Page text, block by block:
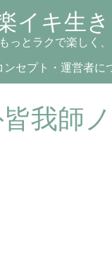
イキ生
っとラクで楽しく
ンセプト・運営者に
我師